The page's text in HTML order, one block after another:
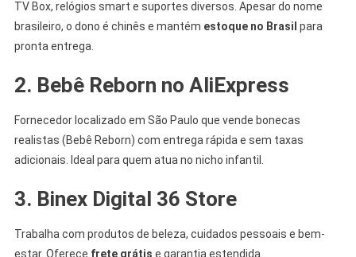
TV Box, relógios smart e suportes diversos. Apesar do nome
brasileiro, o dono é chinês e mantém estoque no Brasil para
pronta entrega.
2. Bebê Reborn no AliExpress
Fornecedor localizado em São Paulo que vende bonecas
realistas (Bebê Reborn) com entrega rápida e sem taxas
adicionais. Ideal para quem atua no nicho infantil.
3. Binex Digital 36 Store
Trabalha com produtos de beleza, cuidados pessoais e bem-
estar. Oferece frete grátis e garantia estendida.